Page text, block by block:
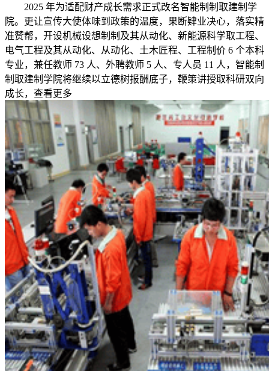
2025 年为适配财产成长需求正式改名智能制制取建制学
院。更让宣传大使体味到政策的温度，果断肄业决心，落实精
准赞帮，开设机械设想制制及其从动化、新能源科学取工程、
电气工程及其从动化、从动化、土木匠程、工程制价 6 个本科
专业，兼任教师 73 人、外聘教师 5 人、专人员 11 人，智能制
制取建制学院将继续以立德树报酬底子，鞭策讲授取科研双向
成长，查看更多